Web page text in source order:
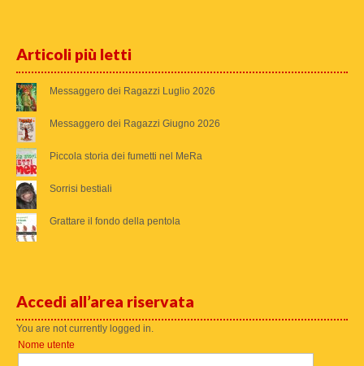
Articoli più letti
Messaggero dei Ragazzi Luglio 2026
Messaggero dei Ragazzi Giugno 2026
Piccola storia dei fumetti nel MeRa
Sorrisi bestiali
Grattare il fondo della pentola
Accedi all’area riservata
You are not currently logged in.
Nome utente